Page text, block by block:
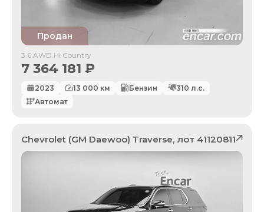
Продан
3.6 AWD Hi Country
7 364 181 ₽
2023 13 000 км Бензин 310 л.с.
Автомат
Chevrolet (GM Daewoo) Traverse, лот 41120811